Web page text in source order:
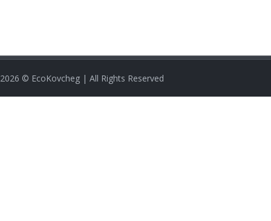
2026 © EcoKovcheg | All Rights Reserved